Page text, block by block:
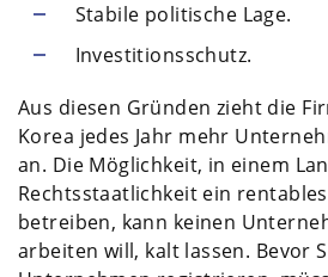
Stabile politische Lage.
Investitionsschutz.
Aus diesen Gründen zieht die
Korea jedes Jahr mehr
an. Die Möglichkeit, in einem
Rechtsstaatlichkeit ein
betreiben, kann keinen
arbeiten will, kalt lassen. Bevor